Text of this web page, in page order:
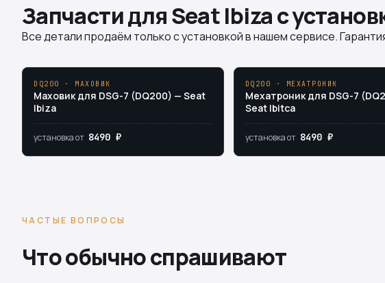
Запчасти для Seat Ibiza с
Все детали продаём только с установкой в нашем сервисе.
DQ200 · МАХОВИК
Маховик для DSG-7 (DQ200) — Seat
Ibiza
установка от 8490 ₽
DQ200 · МЕХАТРОНИК
Мехатроник для DSG-7
Seat Ibitca
установка от 8490 ₽
ЧАСТЫЕ ВОПРОСЫ
Что обычно спрашивают